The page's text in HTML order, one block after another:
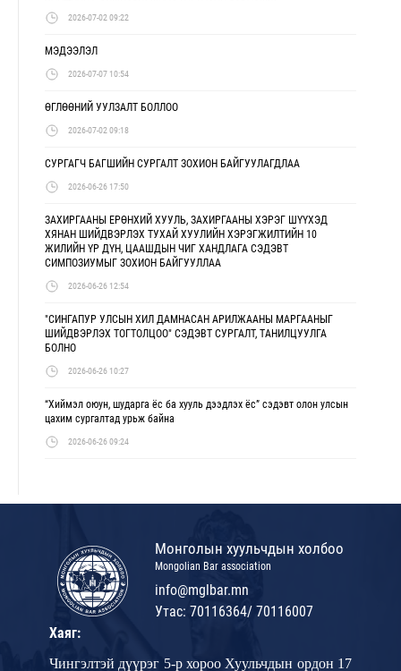
2026-07-02 09:22
МЭДЭЭЛЭЛ
2026-07-07 10:54
ӨГЛӨӨНИЙ УУЛЗАЛТ БОЛЛОО
2026-07-02 09:18
СУРГАГЧ БАГШИЙН СУРГАЛТ ЗОХИОН БАЙГУУЛАГДЛАА
2026-06-26 17:50
ЗАХИРГААНЫ ЕРӨНХИЙ ХУУЛЬ, ЗАХИРГААНЫ ХЭРЭГ ШҮҮХЭД
ХЯНАН ШИЙДВЭРЛЭХ ТУХАЙ ХУУЛИЙН ХЭРЭГЖИЛТИЙН 10
ЖИЛИЙН ҮР ДҮН, ЦААШДЫН ЧИГ ХАНДЛАГА СЭДЭВТ
СИМПОЗИУМЫГ ЗОХИОН БАЙГУУЛЛАА
2026-06-26 12:54
"СИНГАПУР УЛСЫН ХИЛ ДАМНАСАН АРИЛЖААНЫ МАРГААНЫГ
ШИЙДВЭРЛЭХ ТОГТОЛЦОО" СЭДЭВТ СУРГАЛТ, ТАНИЛЦУУЛГА
БОЛНО
2026-06-26 10:27
“Хиймэл оюун, шударга ёс ба хууль дээдлэх ёс” сэдэвт олон улсын
цахим сургалтад урьж байна
2026-06-26 09:24
Монголын хуульчдын холбоо
Mongolian Bar association
info@mglbar.mn
Утас: 70116364/ 70116007
Хаяг:
Чингэлтэй дүүрэг 5-р хороо Хуульчдын ордон 17